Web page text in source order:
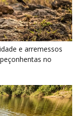
subaquática